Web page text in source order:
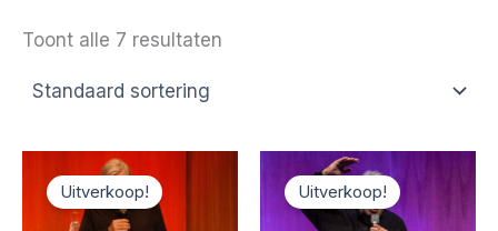
Toont alle 7 resultaten
Uitverkoop! Uitverkoop!